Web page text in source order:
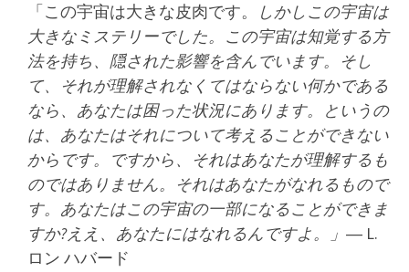
「この宇宙は大きな皮肉です。
しかしこの宇宙は
大きなミステリーでした。この宇宙は知覚する方
法を持ち、隠された影響を含んでいます。そし
て、それが理解されなくてはならない何かである
なら、あなたは困った状況にあります。というの
は、あなたはそれについて考えることができない
からです。ですから、それはあなたが理解するも
のではありません。それはあなたがなれるもので
す。あなたはこの宇宙の一部になることができま
すか?ええ、あなたにはなれるんですよ。」 ― L.
ロン ハバード